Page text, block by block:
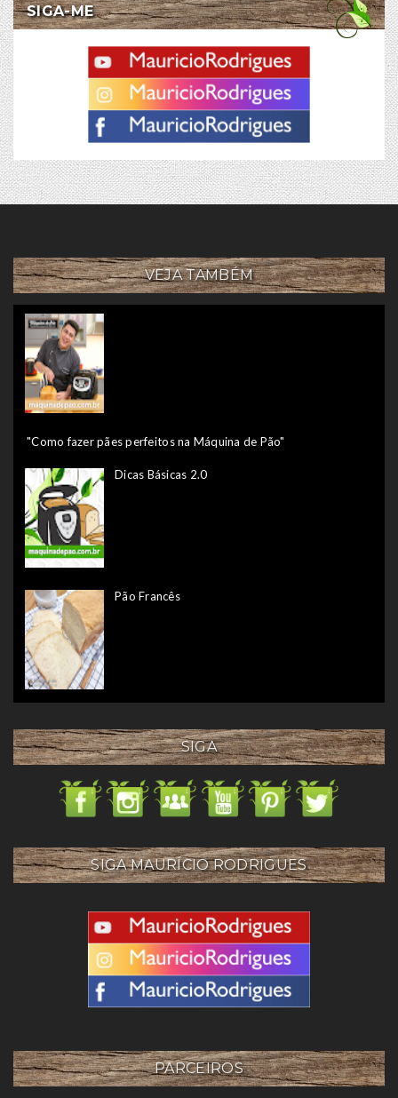
SIGA-ME
VEJA TAMBÉM
"Como fazer pães perfeitos na Máquina de Pão"
Dicas Básicas 2.0
Pão Francês
SIGA
SIGA MAURÍCIO RODRIGUES
PARCEIROS